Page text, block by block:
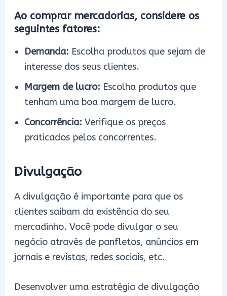
Ao comprar mercadorias, considere os
seguintes fatores:
Demanda: Escolha produtos que sejam de
interesse dos seus clientes.
Margem de lucro: Escolha produtos que
tenham uma boa margem de lucro.
Concorrência: Verifique os preços
praticados pelos concorrentes.
Divulgação
A divulgação é importante para que os
clientes saibam da existência do seu
mercadinho. Você pode divulgar o seu
negócio através de panfletos, anúncios em
jornais e revistas, redes sociais, etc.
Desenvolver uma estratégia de divulgação